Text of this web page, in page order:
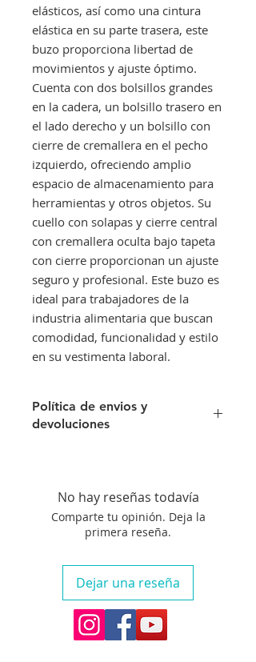
elásticos, así como una cintura
elástica en su parte trasera, este
buzo proporciona libertad de
movimientos y ajuste óptimo.
Cuenta con dos bolsillos grandes
en la cadera, un bolsillo trasero en
el lado derecho y un bolsillo con
cierre de cremallera en el pecho
izquierdo, ofreciendo amplio
espacio de almacenamiento para
herramientas y otros objetos. Su
cuello con solapas y cierre central
con cremallera oculta bajo tapeta
con cierre proporcionan un ajuste
seguro y profesional. Este buzo es
ideal para trabajadores de la
industria alimentaria que buscan
comodidad, funcionalidad y estilo
en su vestimenta laboral.
Política de envios y
devoluciones
10 días.*No hay reseñas todavía
Comparte tu opinión. Deja la
primera reseña.
Dejar una reseña